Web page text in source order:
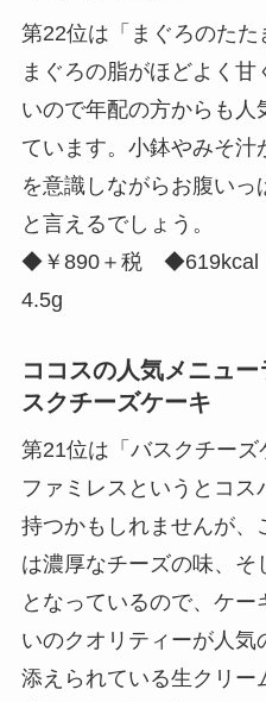
第22位は「まぐろのたた
まぐろの脂がほどよく
いので年配の方からも人
ています。小鉢やみそ汁
を意識しながらお腹いっ
と言えるでしょう。
◆￥890＋税
4.5g
ココスの人気メニュ
スクチーズケーキ
第21位は「バスクチーズ
ファミレスというとコス
持つかもしれませんが、
は濃厚なチーズの味、そ
となっているので、ケー
いのクオリティーが人気
添えられている生クリー